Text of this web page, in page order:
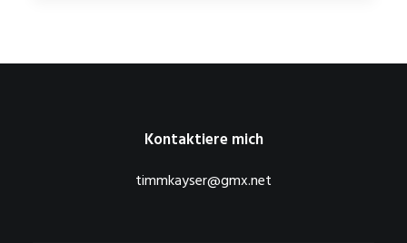
Kontaktiere mich
timmkayser@gmx.net